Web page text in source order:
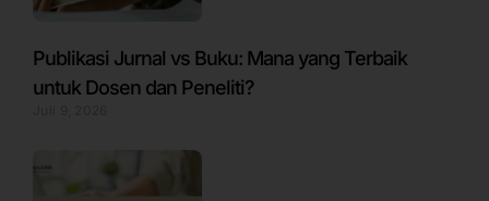
Publikasi Jurnal vs Buku: Mana yang Terbaik
untuk Dosen dan Peneliti?